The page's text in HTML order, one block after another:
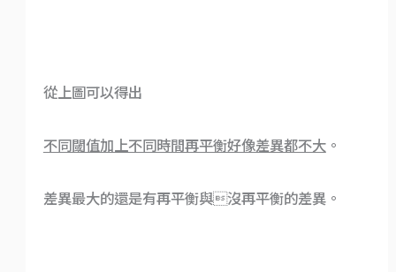
從上圖可以得出
不同閾值加上不同時間再平衡好像差異都不大。
差異最大的還是有再平衡與沒再平衡的差異。